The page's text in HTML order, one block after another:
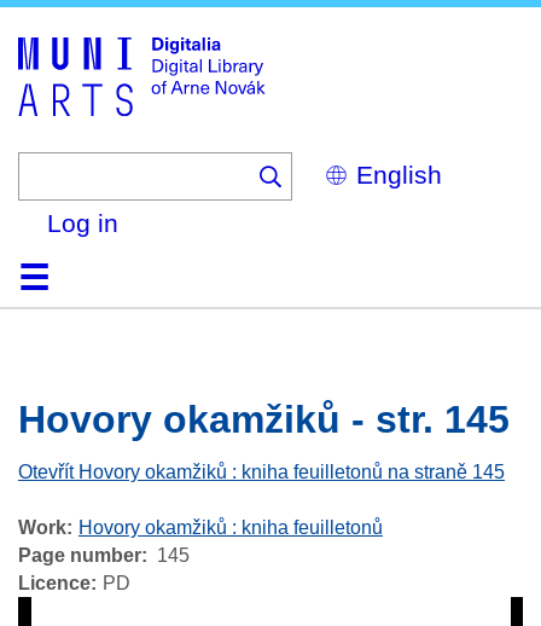
Select
your
Log in
HomeBrowse
Search
About
HelpContactDigitalia
Hovory okamžiků - str. 145
Otevřít Hovory okamžiků : kniha feuilletonů na straně 145
Work
Hovory okamžiků : kniha feuilletonů
Page number
145
Licence
PD